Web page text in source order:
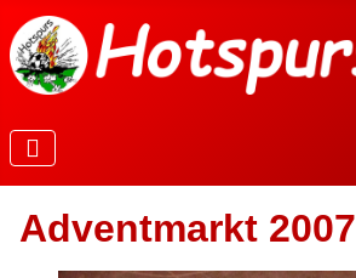
Adventmarkt 2007